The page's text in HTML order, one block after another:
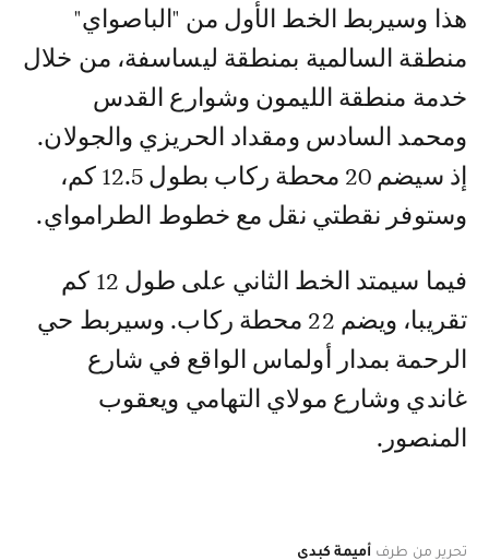
هذا وسيربط الخط الأول من "الباصواي"
منطقة السالمية بمنطقة ليساسفة، من خلال
خدمة منطقة الليمون وشوارع القدس
ومحمد السادس ومقداد الحريزي والجولان.
إذ سيضم 20 محطة ركاب بطول 12.5 كم،
وستوفر نقطتي نقل مع خطوط الطرامواي.
فيما سيمتد الخط الثاني على طول 12 كم
تقريبا، ويضم 22 محطة ركاب. وسيربط حي
الرحمة بمدار أولماس الواقع في شارع
غاندي وشارع مولاي التهامي ويعقوب
المنصور.
تحرير من طرف أميمة كبدي